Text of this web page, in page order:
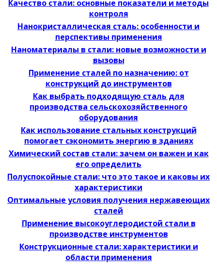
Качество стали: основные показатели и методы
контроля
Нанокристаллическая сталь: особенности и
перспективы применения
Наноматериалы в стали: новые возможности и
вызовы
Применение сталей по назначению: от
конструкций до инструментов
Как выбрать подходящую сталь для
производства сельскохозяйственного
оборудования
Как использование стальных конструкций
помогает сэкономить энергию в зданиях
Химический состав стали: зачем он важен и как
его определить
Полуспокойные стали: что это такое и каковы их
характеристики
Оптимальные условия получения нержавеющих
сталей
Применение высокоуглеродистой стали в
производстве инструментов
Конструкционные стали: характеристики и
области применения